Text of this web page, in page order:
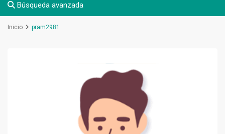
Búsqueda avanzada
Inicio pram2981